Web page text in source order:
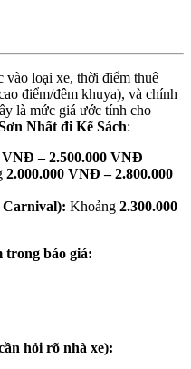
vào loại xe, thời điểm thuê
điểm/đêm khuya), và chính
là mức giá ước tính cho
Nhất đi Kế Sách:
VNĐ – 2.500.000 VNĐ
2.000.000 VNĐ – 2.800.000
Carnival): Khoảng 2.300.000
trong báo giá:
hỏi rõ nhà xe):